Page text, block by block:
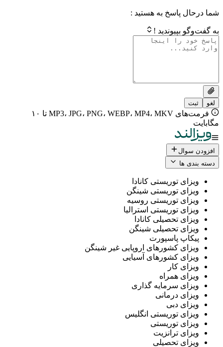
پاسخ به هستید :
!
فرمت‌های MP3، JPG، PNG، WEBP، MP4، MKV تا ۱۰
ها
توریستی کانادا
توریستی شینگن
توریستی روسیه
توریستی استرالیا
تحصیلی کانادا
تحصیلی شینگن
پاسپورت
کشورهای اروپایی غیر شینگن
کشورهای آسیایی
کار
همراه
سرمایه گذاری
درمانی
دبی
توریستی انگلیس
توریستی
ترانزیت
تحصیلی